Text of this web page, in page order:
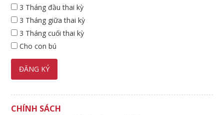
3 Tháng đầu thai kỳ
3 Tháng giữa thai kỳ
3 Tháng cuối thai kỳ
Cho con bú
CHÍNH SÁCH